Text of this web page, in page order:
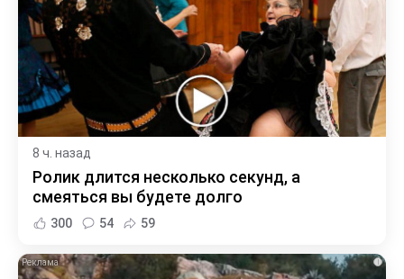
8 ч. назад
Ролик длится несколько секунд, а
смеяться вы будете долго
300 54 59
i